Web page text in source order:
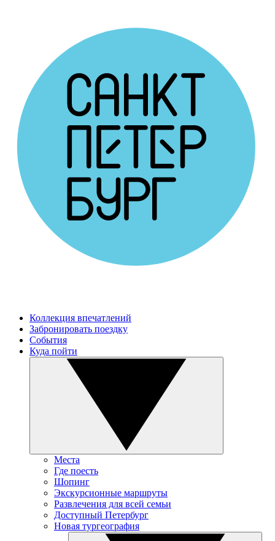
Коллекция впечатлений
Забронировать поездку
События
Куда пойти
Места
Где поесть
Шопинг
Экскурсионные маршруты
Развлечения для всей семьи
Доступный Петербург
Новая тургеография